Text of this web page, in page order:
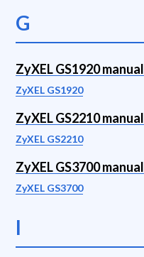
G
ZyXEL GS1920 manual
ZyXEL GS1920
ZyXEL GS2210 manual
ZyXEL GS2210
ZyXEL GS3700 manual
ZyXEL GS3700
I